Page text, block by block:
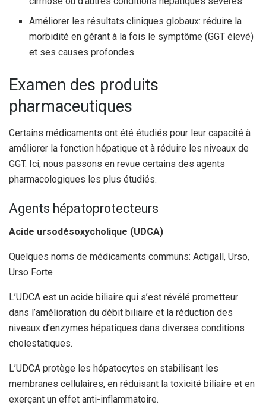
Améliorer les résultats cliniques globaux: réduire la
morbidité en gérant à la fois le symptôme (GGT élevé)
et ses causes profondes.
Examen des produits
pharmaceutiques
Certains médicaments ont été étudiés pour leur capacité à
améliorer la fonction hépatique et à réduire les niveaux de
GGT. Ici, nous passons en revue certains des agents
pharmacologiques les plus étudiés.
Agents hépatoprotecteurs
Acide ursodésoxycholique (UDCA)
Quelques noms de médicaments communs: Actigall, Urso,
Urso Forte
L’UDCA est un acide biliaire qui s’est révélé prometteur
dans l’amélioration du débit biliaire et la réduction des
niveaux d’enzymes hépatiques dans diverses conditions
cholestatiques.
L’UDCA protège les hépatocytes en stabilisant les
membranes cellulaires, en réduisant la toxicité biliaire et en
exerçant un effet anti-inflammatoire.